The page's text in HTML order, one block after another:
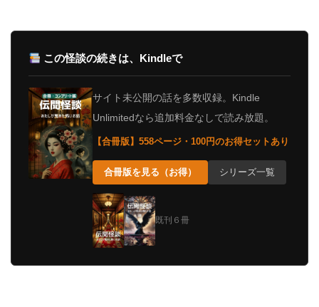
この怪談の続きは、Kindleで
サイト未公開の話を多数収録。Kindle
Unlimitedなら追加料金なしで読み放題。
【合冊版】558ページ・100円のお得セットあり
合冊版を見る（お得） シリーズ一覧
既刊６冊